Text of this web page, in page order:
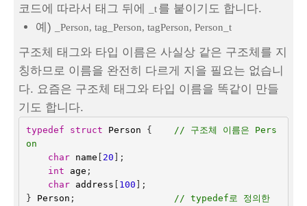
코드에 따라서 태그 뒤에
_t를 붙이기도 합니다.
예)
_Person, tag_Person, tagPerson, Person_t
구조체 태그와 타입 이름은 사실상 같은 구조체를 지
칭하므로 이름을 완전히 다르게 지을 필요는 없습니
다. 요즘은 구조체 태그와 타입 이름을 똑같이 만들
기도 합니다.
typedef struct Person {
// 구조체 이름은 Pers
on
char
name 20 ];
int
age ;
char
address 100 ];
}
Person ;
// typedef로 정의한